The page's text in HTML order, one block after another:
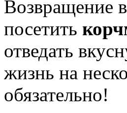
Возвращение
посетить
отведать
жизнь на
обязательно!